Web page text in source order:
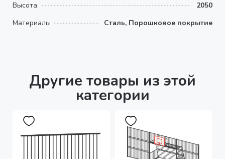
Высота
2050
Материалы
Сталь, Порошковое покрытие
Другие товары из этой
категории